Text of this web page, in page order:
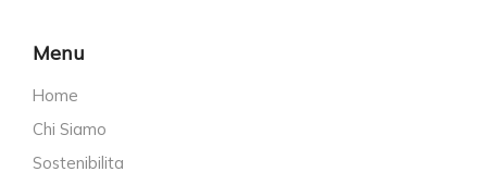
Menu
Home
Chi Siamo
Sostenibilita